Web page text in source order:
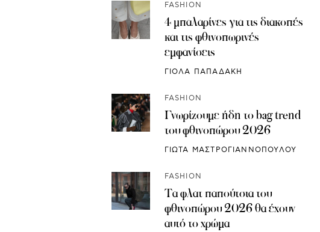
FASHION
4 μπαλαρίνες για τις διακοπές
και τις φθινοπωρινές
εμφανίσεις
ΓΙΟΛΑ ΠΑΠΑΔΑΚΗ
FASHION
Γνωρίζουμε ήδη το bag trend
του φθινοπώρου 2026
ΓΙΩΤΑ ΜΑΣΤΡΟΓΙΑΝΝΟΠΟΥΛΟΥ
FASHION
Τα φλατ παπούτσια του
φθινοπώρου 2026 θα έχουν
αυτό το χρώμα